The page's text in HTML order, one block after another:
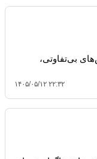
بی‌تفاوتی،
۱۴۰۵/۰۵/۱۲ ۲۲:۳۲